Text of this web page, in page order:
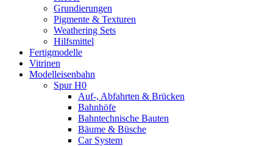
Grundierungen
Pigmente & Texturen
Weathering Sets
Hilfsmittel
Fertigmodelle
Vitrinen
Modelleisenbahn
Spur H0
Auf-, Abfahrten & Brücken
Bahnhöfe
Bahntechnische Bauten
Bäume & Büsche
Car System